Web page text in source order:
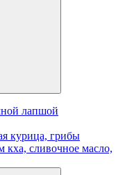
лапшой
курица, грибы
кха, сливочное масло,